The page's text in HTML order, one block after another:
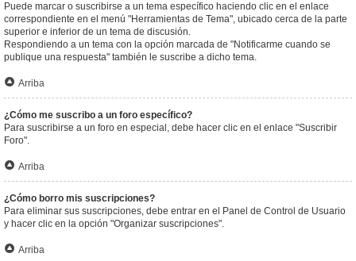
Puede marcar o suscribirse a un tema específico haciendo clic en el enlace
correspondiente en el menú "Herramientas de Tema", ubicado cerca de la parte
superior e inferior de un tema de discusión.
Respondiendo a un tema con la opción marcada de "Notificarme cuando se
publique una respuesta" también le suscribe a dicho tema.
Arriba
¿Cómo me suscribo a un foro específico?
Para suscribirse a un foro en especial, debe hacer clic en el enlace "Suscribir
Foro".
Arriba
¿Cómo borro mis suscripciones?
Para eliminar sus suscripciones, debe entrar en el Panel de Control de Usuario
y hacer clic en la opción "Organizar suscripciones".
Arriba